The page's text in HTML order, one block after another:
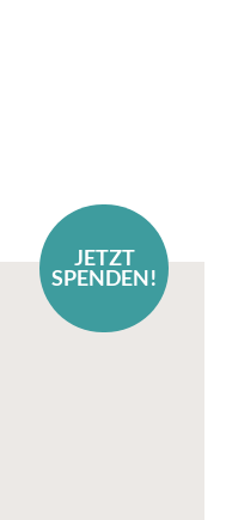
JETZT
SPENDEN!